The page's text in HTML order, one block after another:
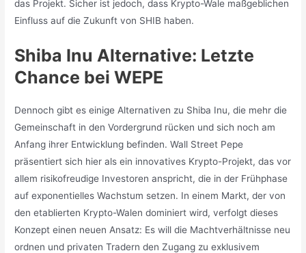
das Projekt. Sicher ist jedoch, dass Krypto-Wale maßgeblichen
Einfluss auf die Zukunft von SHIB haben.
Shiba Inu Alternative: Letzte
Chance bei WEPE
Dennoch gibt es einige Alternativen zu Shiba Inu, die mehr die
Gemeinschaft in den Vordergrund rücken und sich noch am
Anfang ihrer Entwicklung befinden. Wall Street Pepe
präsentiert sich hier als ein innovatives Krypto-Projekt, das vor
allem risikofreudige Investoren anspricht, die in der Frühphase
auf exponentielles Wachstum setzen. In einem Markt, der von
den etablierten Krypto-Walen dominiert wird, verfolgt dieses
Konzept einen neuen Ansatz: Es will die Machtverhältnisse neu
ordnen und privaten Tradern den Zugang zu exklusivem